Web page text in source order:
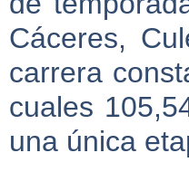
Cáceres,
carrera
cuales
una única